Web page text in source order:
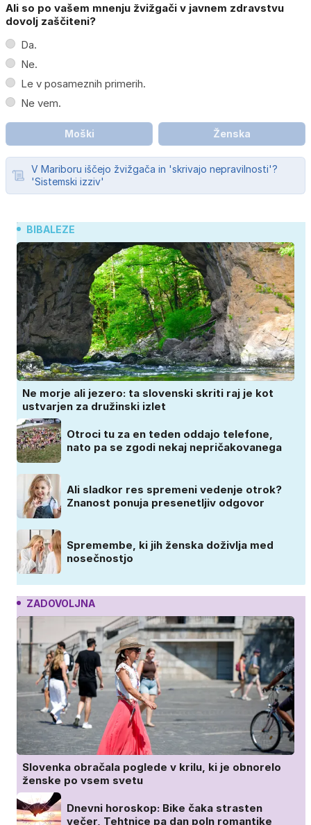
Ali so po vašem mnenju žvižgači v javnem zdravstvu
dovolj zaščiteni?
Da.
Ne.
Le v posameznih primerih.
Ne vem.
Moški Ženska
V Mariboru iščejo žvižgača in 'skrivajo nepravilnosti'?
'Sistemski izziv'
BIBALEZE
Ne morje ali jezero: ta slovenski skriti raj je kot
ustvarjen za družinski izlet
Otroci tu za en teden oddajo telefone,
nato pa se zgodi nekaj nepričakovanega
Ali sladkor res spremeni vedenje otrok?
Znanost ponuja presenetljiv odgovor
Spremembe, ki jih ženska doživlja med
nosečnostjo
ZADOVOLJNA
Slovenka obračala poglede v krilu, ki je obnorelo
ženske po vsem svetu
Dnevni horoskop: Bike čaka strasten
večer, Tehtnice pa dan poln romantike